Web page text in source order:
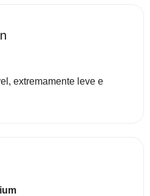
extremamente leve e